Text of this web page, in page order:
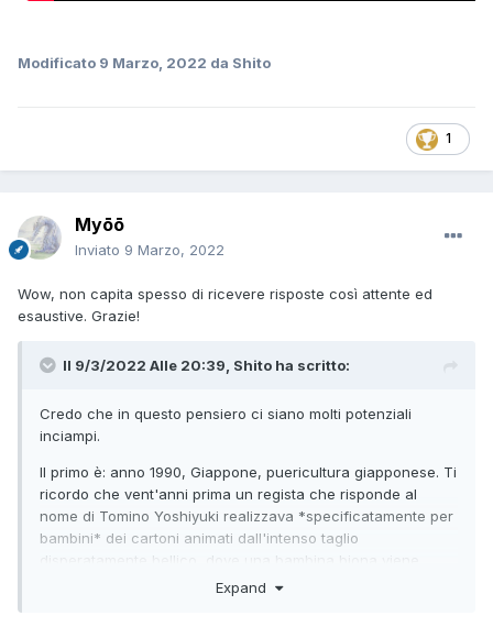
Modificato 9 Marzo, 2022 da Shito
1
Myōō
Inviato 9 Marzo, 2022
Wow, non capita spesso di ricevere risposte così attente ed
esaustive. Grazie!
Il 9/3/2022 Alle 20:39, Shito ha scritto:
Credo che in questo pensiero ci siano molti potenziali
inciampi.
Il primo è: anno 1990, Giappone, puericultura giapponese. Ti
ricordo che vent'anni prima un regista che risponde al
nome di Tomino Yoshiyuki realizzava *specificatamente per
bambini* dei cartoni animati dall'intenso taglio
disperatamente bellico, dove una bambina biona viene
trasformata in bomba umana e fatta esplodere. Per dirne
Expand